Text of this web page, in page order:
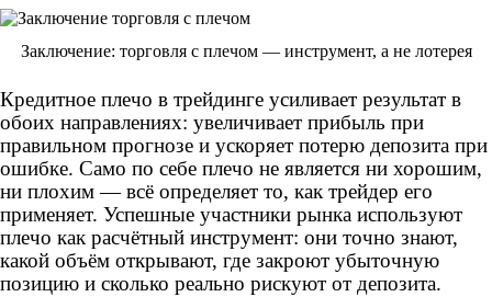
Заключение: торговля с плечом — инструмент, а не лотерея
Кредитное плечо в трейдинге усиливает результат в
обоих направлениях: увеличивает прибыль при
правильном прогнозе и ускоряет потерю депозита при
ошибке. Само по себе плечо не является ни хорошим,
ни плохим — всё определяет то, как трейдер его
применяет. Успешные участники рынка используют
плечо как расчётный инструмент: они точно знают,
какой объём открывают, где закроют убыточную
позицию и сколько реально рискуют от депозита.